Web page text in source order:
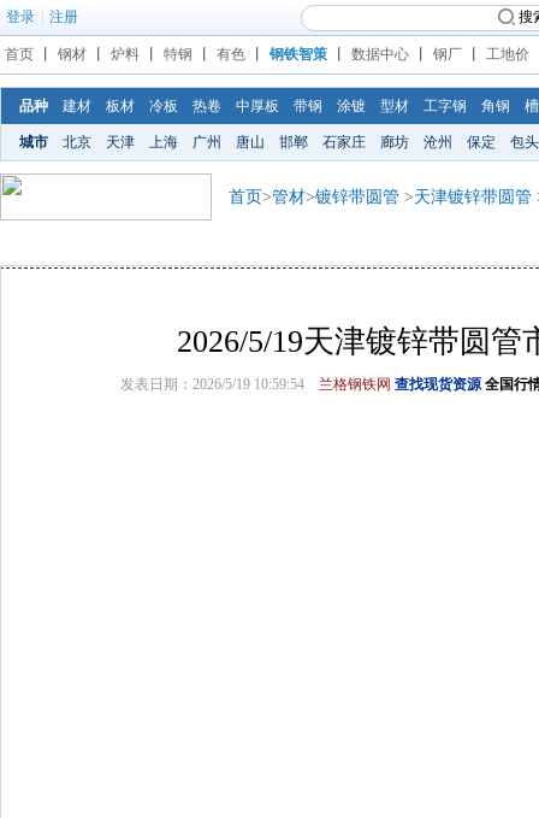
登录 注册 搜
首页 钢材 炉料 特钢 有色 钢铁智策 数据中心 钢厂 工地价
品种 建材 板材 冷板 热卷 中厚板 带钢 涂镀 型材 工字钢 角钢
城市 北京 天津 上海 广州 唐山 邯郸 石家庄 廊坊 沧州 保定 包头
首页>管材>镀锌带圆管 >天津镀锌带圆管
2026/5/19天津镀锌带圆管
发表日期：2026/5/19 10:59:54 兰格钢铁网 查找现货资源 全国行